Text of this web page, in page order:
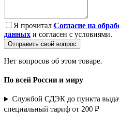
Я прочитал Согласие на
данных и согласен с условиями.
Отправить свой вопрос
Нет вопросов об этом товаре.
По всей России и миру
Службой СДЭК до пункта
специальный тариф от 200 ₽